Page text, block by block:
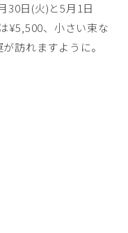
30日(火)と5月1日
¥5,500、小さい束な
訪れますように。